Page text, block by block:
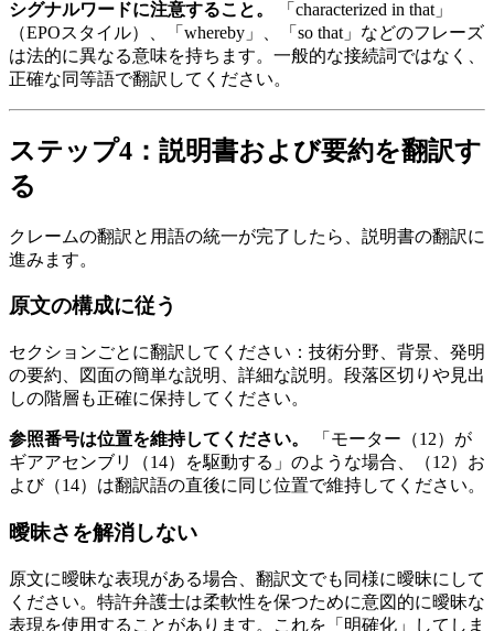
シグナルワードに注意すること。
「characterized in that」
（EPOスタイル）、「whereby」、「so that」などのフレーズ
は法的に異なる意味を持ちます。一般的な接続詞ではなく、
正確な同等語で翻訳してください。
ステップ4：説明書および要約を翻訳す
る
クレームの翻訳と用語の統一が完了したら、説明書の翻訳に
進みます。
原文の構成に従う
セクションごとに翻訳してください：技術分野、背景、発明
の要約、図面の簡単な説明、詳細な説明。段落区切りや見出
しの階層も正確に保持してください。
参照番号は位置を維持してください。
「モーター（12）が
ギアアセンブリ（14）を駆動する」のような場合、（12）お
よび（14）は翻訳語の直後に同じ位置で維持してください。
曖昧さを解消しない
原文に曖昧な表現がある場合、翻訳文でも同様に曖昧にして
ください。特許弁護士は柔軟性を保つために意図的に曖昧な
表現を使用することがあります。これを「明確化」してしま